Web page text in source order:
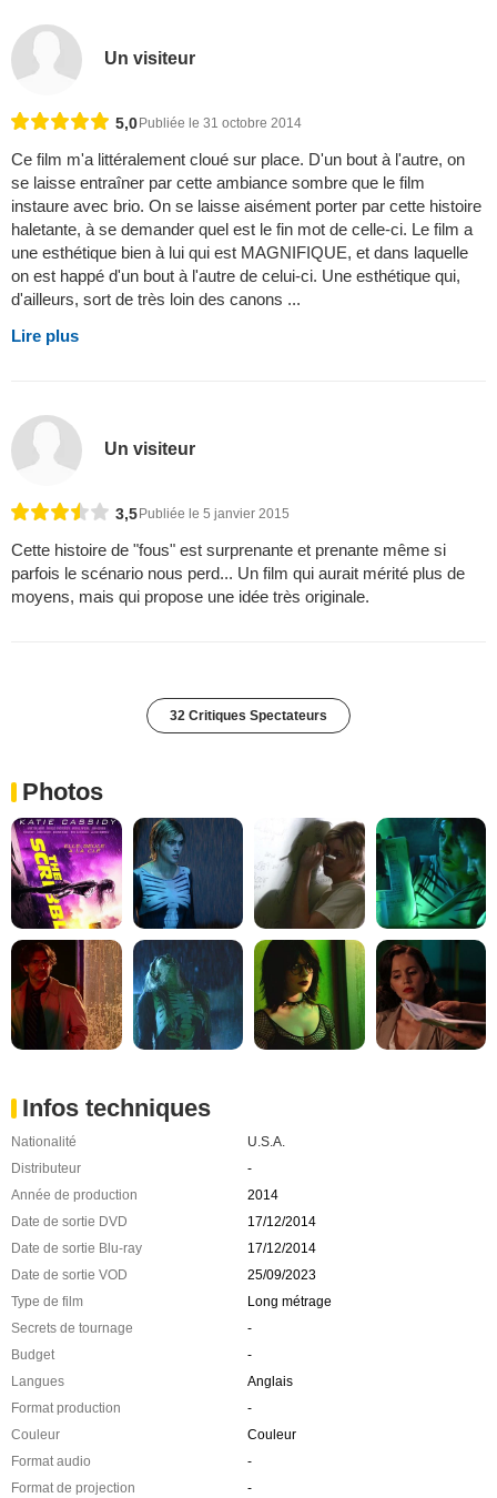
Un visiteur
5,0 Publiée le 31 octobre 2014
Ce film m'a littéralement cloué sur place. D'un bout à l'autre, on
se laisse entraîner par cette ambiance sombre que le film
instaure avec brio. On se laisse aisément porter par cette histoire
haletante, à se demander quel est le fin mot de celle-ci. Le film a
une esthétique bien à lui qui est MAGNIFIQUE, et dans laquelle
on est happé d'un bout à l'autre de celui-ci. Une esthétique qui,
d'ailleurs, sort de très loin des canons ...
Lire plus
Un visiteur
3,5 Publiée le 5 janvier 2015
Cette histoire de "fous" est surprenante et prenante même si
parfois le scénario nous perd... Un film qui aurait mérité plus de
moyens, mais qui propose une idée très originale.
32 Critiques Spectateurs
Photos
Infos techniques
Nationalité
U.S.A.
Distributeur
-
Année de production
2014
Date de sortie DVD
17/12/2014
Date de sortie Blu-ray
17/12/2014
Date de sortie VOD
25/09/2023
Type de film
Long métrage
Secrets de tournage
-
Budget
-
Langues
Anglais
Format production
-
Couleur
Couleur
Format audio
-
Format de projection
-